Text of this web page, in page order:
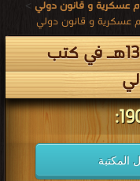
عسكرية و قانون دولي >
اصدارات كتب 1902م - 1320هـ في كتب